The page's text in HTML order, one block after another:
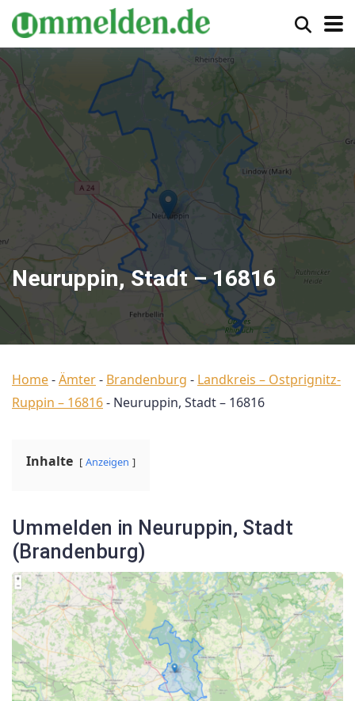
Neuruppin, Stadt – 16816
Home-Ämter- Brandenburg - Landkreis – Ostprignitz-
Ruppin – 16816- Neuruppin, Stadt – 16816
Inhalte Anzeigen
Ummelden in Neuruppin, Stadt
(Brandenburg)